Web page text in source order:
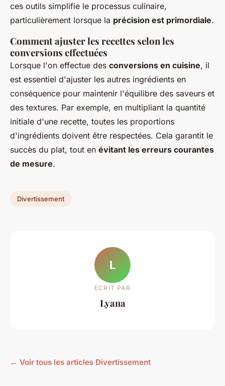
ces outils simplifie le processus culinaire,
particulièrement lorsque la précision est primordiale.
Comment ajuster les recettes selon les
conversions effectuées
Lorsque l'on effectue des conversions en cuisine, il
est essentiel d'ajuster les autres ingrédients en
conséquence pour maintenir l'équilibre des saveurs et
des textures. Par exemple, en multipliant la quantité
initiale d'une recette, toutes les proportions
d'ingrédients doivent être respectées. Cela garantit le
succès du plat, tout en évitant les erreurs courantes
de mesure.
Divertissement
L
ECRIT PAR
Lyana
← Voir tous les articles Divertissement